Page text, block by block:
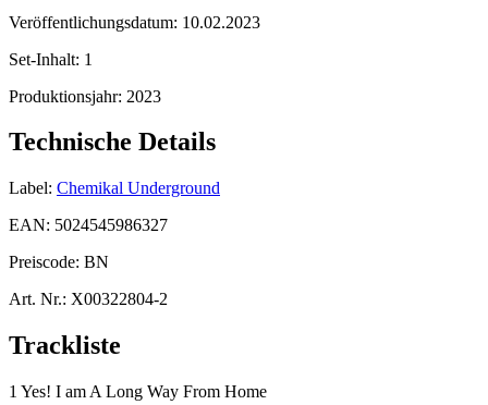
Veröffentlichungsdatum: 10.02.2023
Set-Inhalt: 1
Produktionsjahr: 2023
Technische Details
Label: Chemikal Underground
EAN: 5024545986327
Preiscode: BN
Art. Nr.: X00322804-2
Trackliste
1 Yes! I am A Long Way From Home